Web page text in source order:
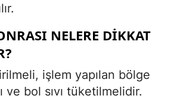
NELERE DIKKAT
işlem yapılan bölge
ve bol sıvı tüketilmelidir.